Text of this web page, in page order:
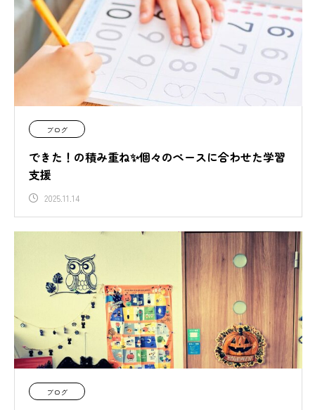
ブログ
できた！の積み重ね✨個々のペースに合わせた学習
支援
2025.11.14
ブログ